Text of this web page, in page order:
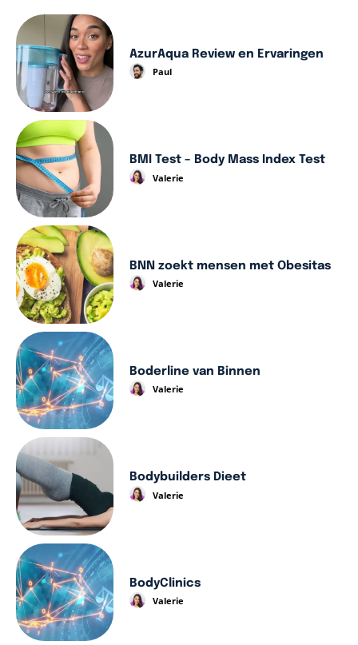
AzurAqua Review en Ervaringen
Paul
BMI Test – Body Mass Index Test
Valerie
BNN zoekt mensen met Obesitas
Valerie
Boderline van Binnen
Valerie
Bodybuilders Dieet
Valerie
BodyClinics
Valerie